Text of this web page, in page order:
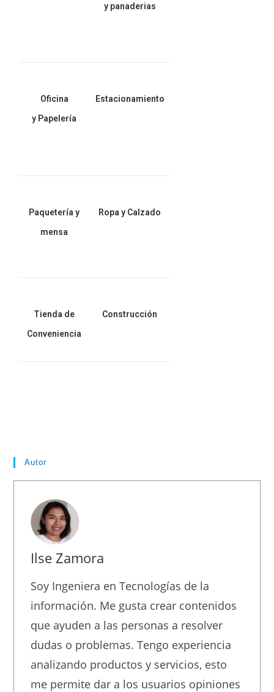
y panaderias
Oficina
y Papelería
Estacionamiento
Paquetería y
mensa
Ropa y Calzado
Tienda de
Conveniencia
Construcción
Autor
Ilse Zamora
Soy Ingeniera en Tecnologías de la
información. Me gusta crear contenidos
que ayuden a las personas a resolver
dudas o problemas. Tengo experiencia
analizando productos y servicios, esto
me permite dar a los usuarios opiniones